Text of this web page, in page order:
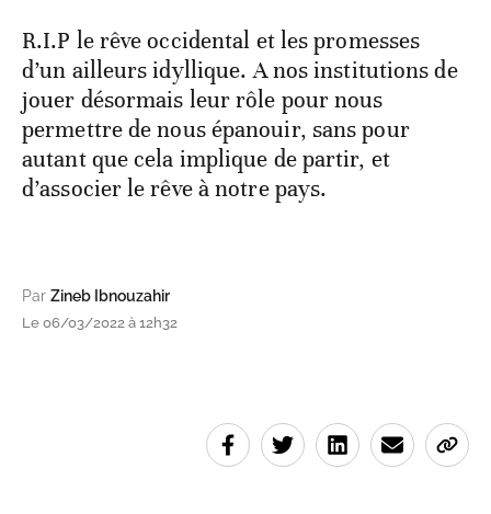
R.I.P le rêve occidental et les promesses
d’un ailleurs idyllique. A nos institutions de
jouer désormais leur rôle pour nous
permettre de nous épanouir, sans pour
autant que cela implique de partir, et
d’associer le rêve à notre pays.
Par Zineb Ibnouzahir
Le 06/03/2022 à 12h32